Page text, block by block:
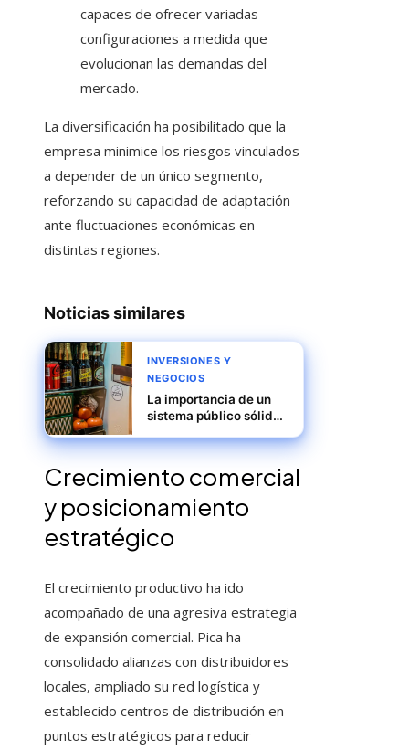
capaces de ofrecer variadas
configuraciones a medida que
evolucionan las demandas del
mercado.
La diversificación ha posibilitado que la
empresa minimice los riesgos vinculados
a depender de un único segmento,
reforzando su capacidad de adaptación
ante fluctuaciones económicas en
distintas regiones.
Noticias similares
INVERSIONES Y
NEGOCIOS
La importancia de un
sistema público sólido
consumo doméstico en
Crecimiento comercial
y posicionamiento
estratégico
El crecimiento productivo ha ido
acompañado de una agresiva estrategia
de expansión comercial. Pica ha
consolidado alianzas con distribuidores
locales, ampliado su red logística y
establecido centros de distribución en
puntos estratégicos para reducir